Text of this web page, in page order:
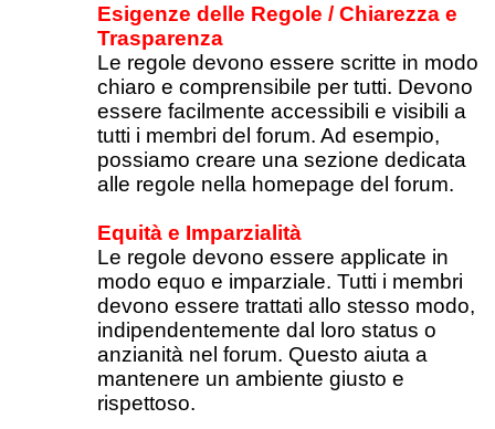
Esigenze delle Regole / Chiarezza e
Trasparenza
Le regole devono essere scritte in modo
chiaro e comprensibile per tutti. Devono
essere facilmente accessibili e visibili a
tutti i membri del forum. Ad esempio,
possiamo creare una sezione dedicata
alle regole nella homepage del forum.
Equità e Imparzialità
Le regole devono essere applicate in
modo equo e imparziale. Tutti i membri
devono essere trattati allo stesso modo,
indipendentemente dal loro status o
anzianità nel forum. Questo aiuta a
mantenere un ambiente giusto e
rispettoso.